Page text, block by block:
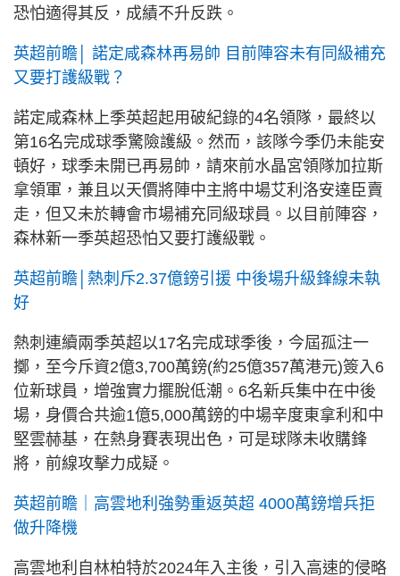
恐怕適得其反，成績不升反跌。
英超前瞻│ 諾定咸森林再易帥 目前陣容未有同級補充
又要打護級戰？
諾定咸森林上季英超起用破紀錄的4名領隊，最終以
第16名完成球季驚險護級。然而，該隊今季仍未能安
頓好，球季未開已再易帥，請來前水晶宮領隊加拉斯
拿領軍，兼且以天價將陣中主將中場艾利洛安達臣賣
走，但又未於轉會市場補充同級球員。以目前陣容，
森林新一季英超恐怕又要打護級戰。
英超前瞻│熱刺斥2.37億鎊引援 中後場升級鋒線未執
好
熱刺連續兩季英超以17名完成球季後，今屆孤注一
擲，至今斥資2億3,700萬鎊(約25億357萬港元)簽入6
位新球員，增強實力擺脫低潮。6名新兵集中在中後
場，身價合共逾1億5,000萬鎊的中場辛度東拿利和中
堅雲赫基，在熱身賽表現出色，可是球隊未收購鋒
將，前線攻擊力成疑。
英超前瞻｜高雲地利強勢重返英超 4000萬鎊增兵拒
做升降機
高雲地利自林柏特於2024年入主後，引入高速的侵略